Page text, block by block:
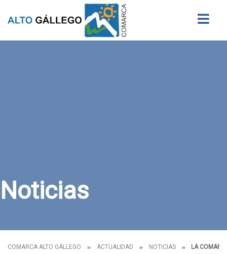
Noticias
COMARCA ALTO GÁLLEGO ACTUALIDAD NOTICIAS LA